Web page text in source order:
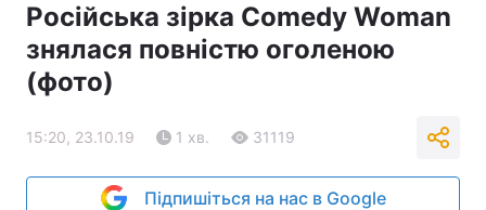
Російська зірка Comedy Woman
знялася повністю оголеною
(фото)
15:20, 23.10.19 1 хв. 31119
Підпишіться на нас в Google